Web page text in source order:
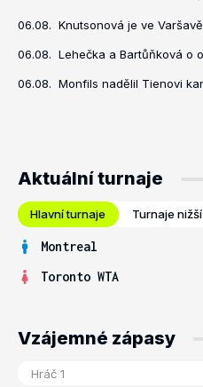
06.08. Knutsonová je ve
06.08. Lehečka a Bartůňková o
06.08. Monfils nadělil Tienovi
Aktuální turnaje
Hlavní turnaje Turnaje
Montreal
Toronto WTA
Vzájemné zápasy